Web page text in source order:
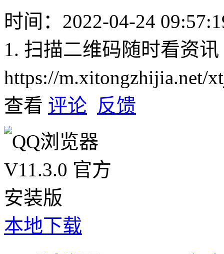
时间：2022-04-24
1. 扫描二维码随时看资讯
https://m.xitongzhijia.net/
查看 评论 反馈
本地下载